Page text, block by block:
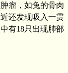
瘤，如兔的骨肉
还发现吸入一贯
有18只出现肺部